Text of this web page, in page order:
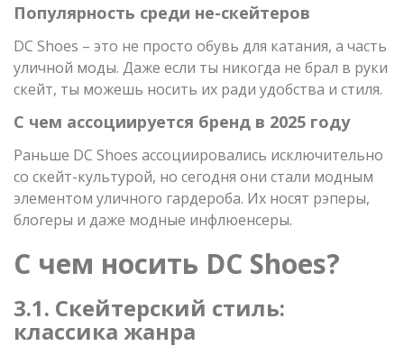
Популярность среди не-скейтеров
DC Shoes – это не просто обувь для катания, а часть
уличной моды. Даже если ты никогда не брал в руки
скейт, ты можешь носить их ради удобства и стиля.
С чем ассоциируется бренд в 2025 году
Раньше DC Shoes ассоциировались исключительно
со скейт-культурой, но сегодня они стали модным
элементом уличного гардероба. Их носят рэперы,
блогеры и даже модные инфлюенсеры.
С чем носить DC Shoes?
3.1. Скейтерский стиль:
классика жанра